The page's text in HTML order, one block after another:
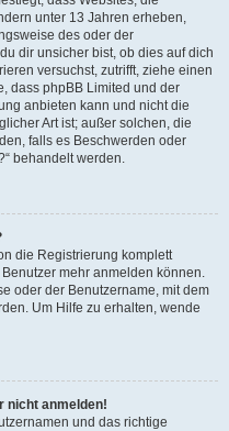
unter 13 Jahren erheben,
des oder der
dir unsicher bist, ob dies auf dich
versuchst, zutrifft, ziehe einen
dass phpBB Limited und der
anbieten kann und nicht die
Art ist; außer solchen, die
falls es Beschwerden oder
behandelt werden.
die Registrierung komplett
mehr anmelden können.
oder der Benutzername, mit dem
Um Hilfe zu erhalten, wende
nicht anmelden!
und das richtige